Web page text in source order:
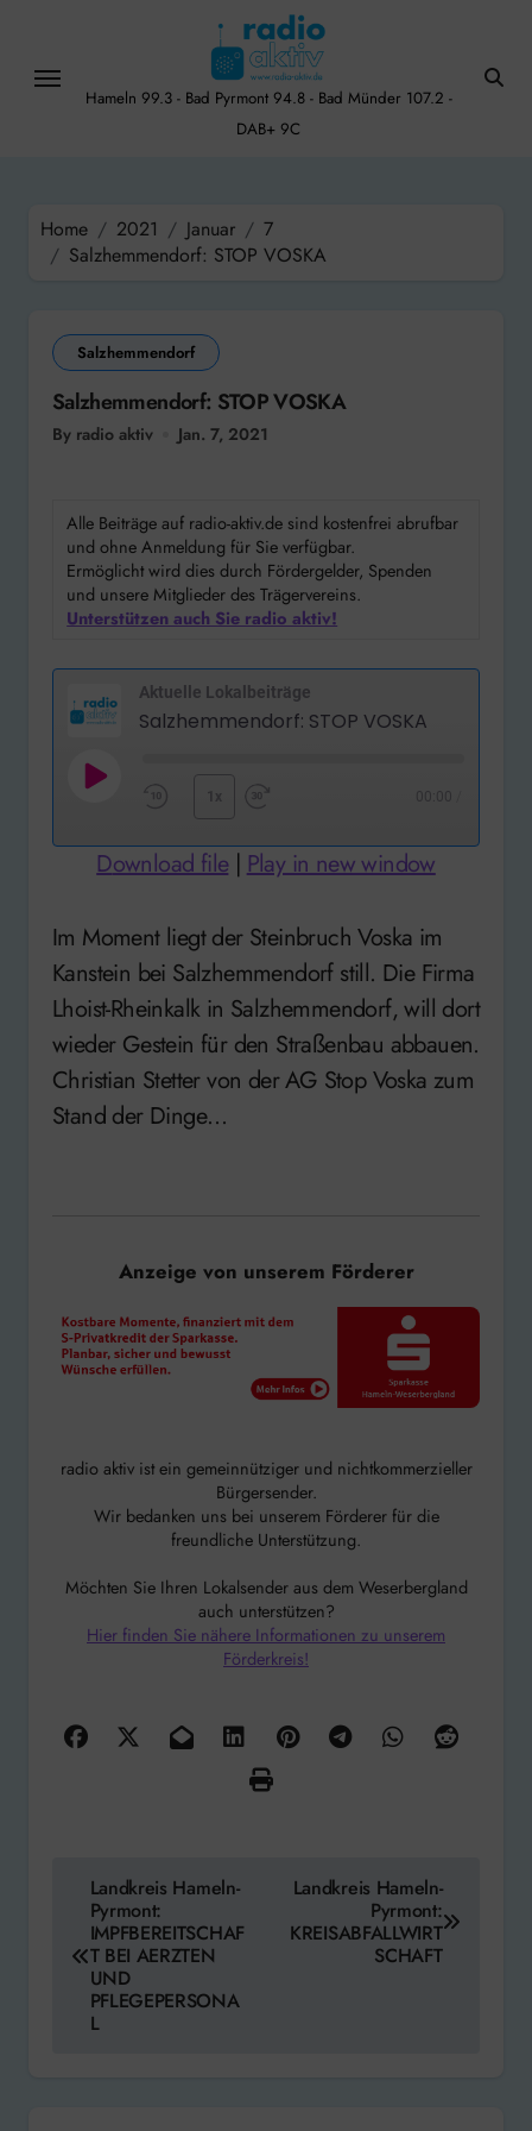
content
Hameln 99.3 - Bad Pyrmont 94.8 - Bad Münder 107.2 -
DAB+ 9C
Home 2021 Januar
7
Salzhemmendorf: STOP VOSKA
Salzhemmendorf
Salzhemmendorf: STOP VOSKA
By radio aktiv Jan. 7, 2021
Alle Beiträge auf radio-aktiv.de sind kostenfrei abrufbar
und ohne Anmeldung für Sie verfügbar.
Ermöglicht wird dies durch Fördergelder, Spenden
und unsere Mitglieder des Trägervereins.
Unterstützen auch Sie radio aktiv!
Aktuelle Lokalbeiträge
Salzhemmendorf: STOP VOSKA
Play
10
Seconds
1x
Forward
Download file| Play in new window
Im Moment liegt der Steinbruch Voska im
Kanstein bei Salzhemmendorf still. Die Firma
Lhoist-Rheinkalk in Salzhemmendorf, will dort
wieder Gestein für den Straßenbau abbauen.
Christian Stetter von der AG Stop Voska zum
Stand der Dinge…
Anzeige von unserem Förderer
radio aktiv ist ein gemeinnütziger und nichtkommerzieller
Bürgersender.
Wir bedanken uns bei unserem Förderer für die
freundliche Unterstützung.
Möchten Sie Ihren Lokalsender aus dem Weserbergland
auch unterstützen?
Hier finden Sie nähere Informationen zu unserem
Förderkreis!
Beitragsnavigation
Landkreis Hameln-
Pyrmont:
IMPFBEREITSCHAF
T BEI AERZTEN
UND
PFLEGEPERSONA
L
Landkreis Hameln-
Pyrmont:
KREISABFALLWIRT
SCHAFT